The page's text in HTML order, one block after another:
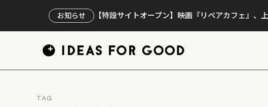
お知らせ 【特設サイトオープン】映画『リペアカフェ』、
TAG